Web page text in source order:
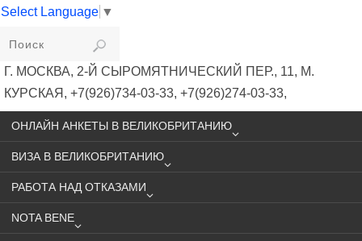
Select Language ▼
VIKIVISA
Г. МОСКВА, 2-Й СЫРОМЯТНИЧЕСКИЙ ПЕР., 11, М.
КУРСКАЯ, +7(926)734-03-33, +7(926)274-03-33,
VISA@VIKIVISA.RU
ОНЛАЙН АНКЕТЫ В ВЕЛИКОБРИТАНИЮ
ВИЗА В ВЕЛИКОБРИТАНИЮ
РАБОТА НАД ОТКАЗАМИ
NOTA BENE